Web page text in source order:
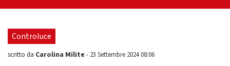
Controluce
scritto da Carolina Milite - 23 Settembre 2024 08:06